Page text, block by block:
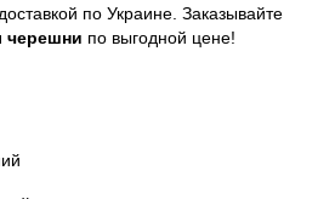
по Украине. Заказывайте
черешни по выгодной цене!